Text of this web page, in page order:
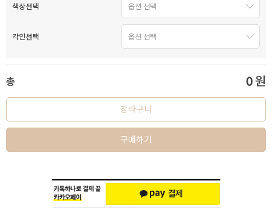
색상선택
각인선택
총 0원
장바구니
구매하기